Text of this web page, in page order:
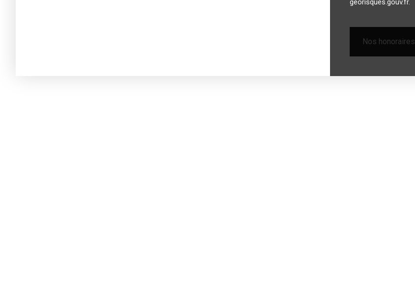
georisques.gouv.fr.
Nos honoraires